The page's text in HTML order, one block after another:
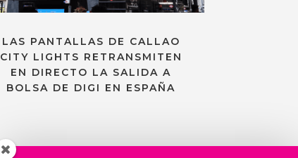
LAS PANTALLAS DE CALLAO
CITY LIGHTS RETRANSMITEN
EN DIRECTO LA SALIDA A
BOLSA DE DIGI EN ESPAÑA